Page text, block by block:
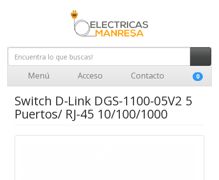
Menú Acceso Contacto 0
Switch D-Link DGS-1100-05V2 5
Puertos/ RJ-45 10/100/1000